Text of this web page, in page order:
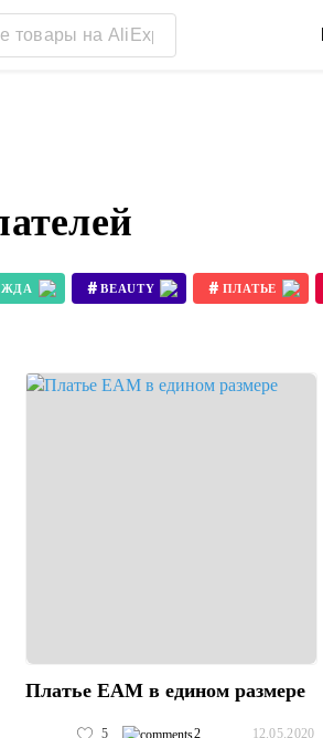
# BEAUTY # ПЛАТЬЕ
Платье EAM в едином размере
5 2 12.05.2020